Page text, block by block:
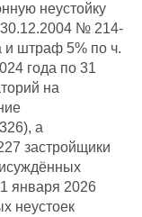
неустойку
30.12.2004 № 214-
и штраф 5% по ч.
года по 31
на
а
застройщики
января 2026
неустоек